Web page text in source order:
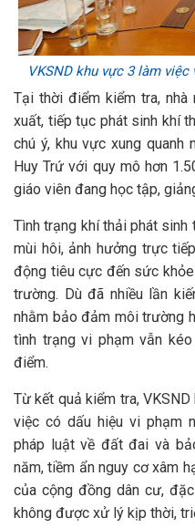
VKSND khu vực 3 làm
Tại thời điểm kiểm tra,
xuất, tiếp tục phát sinh khí
chú ý, khu vực xung quanh
Huy Trứ với quy mô hơn
giáo viên đang học tập,
Tình trạng khí thải phát
mùi hôi, ảnh hưởng trực
động tiêu cực đến sức
trường. Dù đã nhiều lần
nhằm bảo đảm môi trường
tình trạng vi phạm vẫn
điểm.
Từ kết quả kiểm tra,
việc có dấu hiệu vi phạm
pháp luật về đất đai và
năm, tiềm ẩn nguy cơ xâm
của cộng đồng dân cư,
không được xử lý kịp thời,